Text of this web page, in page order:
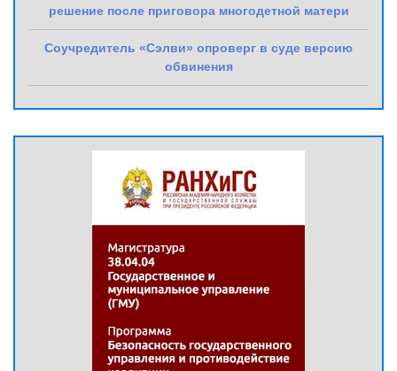
решение после приговора многодетной матери
Соучредитель «Сэлви» опроверг в суде версию
обвинения